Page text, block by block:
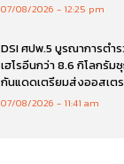
07/08/2026 12:25 pm
DSI ศปพ.5 บูรณาการตำ
เฮโรอีนกว่า 8.6 กิโลกรั
กันแดดเตรียมส่งออสเต
07/08/2026 11:41 am